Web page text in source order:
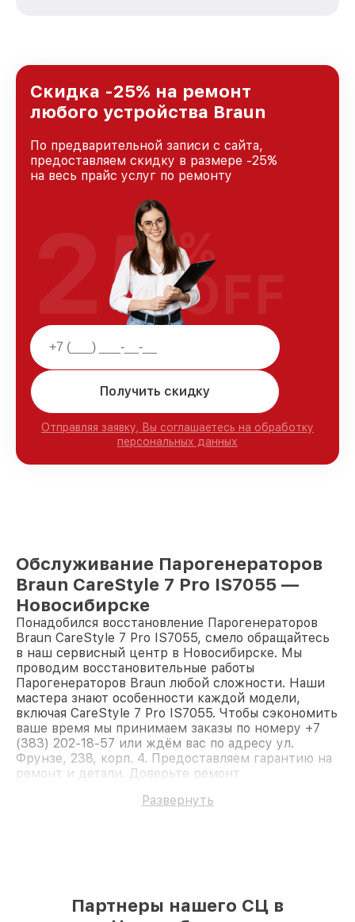
Новосибирске, постоянно повышая уровень
доверия и лояльности наших клиентов.
Скидка -25% на ремонт
любого устройства Braun
По предварительной записи с сайта,
предоставляем скидку в размере -25%
на весь прайс услуг по ремонту
Получить скидку
Отправляя заявку, Вы соглашаетесь на обработку
персональных данных
25%
OFF
Обслуживание Парогенераторов
Braun CareStyle 7 Pro IS7055 —
Новосибирске
Понадобился восстановление Парогенераторов
Braun CareStyle 7 Pro IS7055, смело обращайтесь
в наш сервисный центр в Новосибирске. Мы
проводим восстановительные работы
Парогенераторов Braun любой сложности. Наши
мастера знают особенности каждой модели,
включая CareStyle 7 Pro IS7055. Чтобы сэкономить
ваше время мы принимаем заказы по номеру +7
(383) 202-18-57 или ждём вас по адресу ул.
Фрунзе, 238, корп. 4. Предоставляем гарантию на
ремонт и детали. Доверьте ремонт
Развернуть
Партнеры нашего СЦ в